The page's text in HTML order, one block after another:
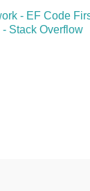
- EF Code
Stack Overflow